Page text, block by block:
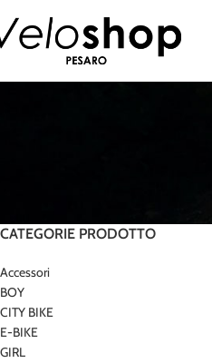
CATEGORIE PRODOTTO
Accessori
BOY
CITY BIKE
E-BIKE
GIRL